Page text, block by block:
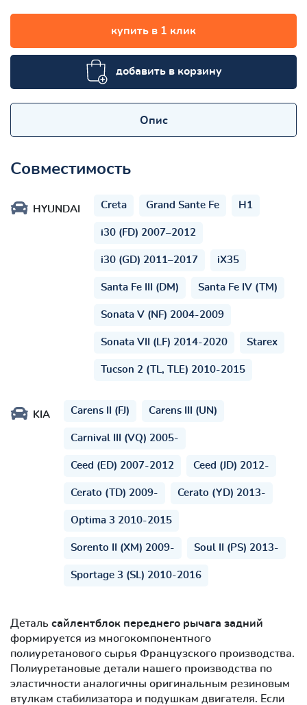
купить в 1 клик
добавить в корзину
Опис
Совместимость
HYUNDAI Creta Grand Sante Fe H1
i30 (FD) 2007–2012
i30 (GD) 2011–2017 iX35
Santa Fe III (DM) Santa Fe IV (TM)
Sonata V (NF) 2004-2009
Sonata VII (LF) 2014-2020 Starex
Tucson 2 (TL, TLE) 2010-2015
KIA Carens II (FJ) Carens III (UN)
Carnival III (VQ) 2005-
Ceed (ED) 2007-2012 Ceed (JD) 2012-
Cerato (TD) 2009- Cerato (YD) 2013-
Optima 3 2010-2015
Sorento II (XM) 2009- Soul II (PS) 2013-
Sportage 3 (SL) 2010-2016
Деталь сайлентблок переднего рычага задний
формируется из многокомпонентного
полиуретанового сырья Французского производства.
Полиуретановые детали нашего производства по
эластичности аналогичны оригинальным резиновым
втулкам стабилизатора и подушкам двигателя. Если